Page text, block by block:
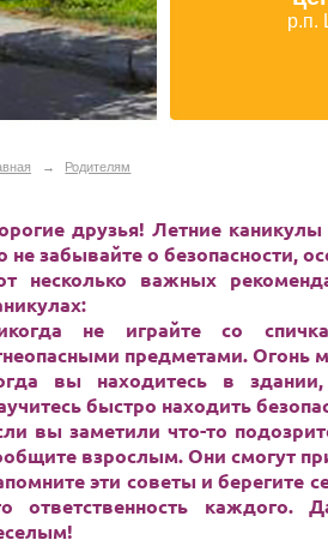
р.п.
→ Родителям
друзья! Летние
не забывайте о безопасности,
несколько важных
не играйте со
предметами. Огонь
вы находитесь в
быстро находить
вы заметили что-то
взрослым. Они смогут
эти советы и берегите
ответственность